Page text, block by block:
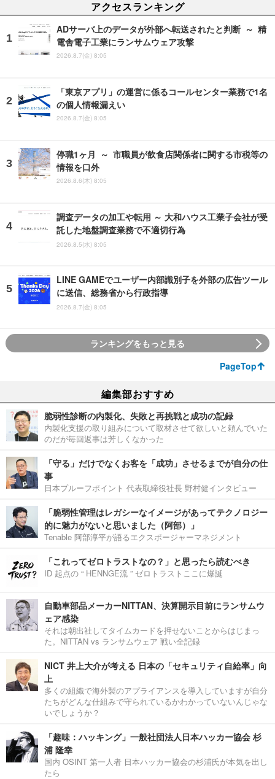
アクセスランキング
ADサーバ上のデータが外部へ転送されたと判断 ～ 精
電舎電子工業にランサムウェア攻撃
2026.8.7(金) 8:05
「東京アプリ」の運営に係るコールセンター業務で1名
の個人情報漏えい
2026.8.7(金) 8:05
停職1ヶ月 ～ 市職員が飲食店関係者に関する市税等の
情報を口外
2026.8.6(木) 8:05
調査データの加工や転用 ～ 大和ハウス工業子会社が受
託した地盤調査業務で不適切行為
2026.8.5(水) 8:05
LINE GAMEでユーザー内部識別子を外部の広告ツール
に送信、総務省から行政指導
2026.8.7(金) 8:05
ランキングをもっと見る
PageTop
編集部おすすめ
脆弱性診断の内製化、失敗と再挑戦と成功の記録
内製化支援の取り組みについて取材させて欲しいと頼んでいた
のだが毎回返事は芳しくなかった
「守る」だけでなくお客を「成功」させるまでが自分の仕
事
日本プルーフポイント 代表取締役社長 野村健インタビュー
「脆弱性管理はレガシーなイメージがあってテクノロジー
的に魅力がないと思いました（阿部）」
Tenable 阿部淳平が語るエクスポージャーマネジメント
「これってゼロトラストなの？」と思ったら読むべき
ID 起点の “ HENNGE流 ” ゼロトラストここに爆誕
自動車部品メーカーNITTAN、決算開示目前にランサムウ
ェア感染
それは朝出社してタイムカードを押せないことからはじまっ
た。NITTAN vs ランサムウェア 戦い全記録
NICT 井上大介が考える 日本の「セキュリティ自給率」向
上
多くの組織で海外製のアプライアンスを導入していますが自分
たちがどんな仕組みで守られているかわかっていないんじゃな
いでしょうか？
「趣味：ハッキング」一般社団法人日本ハッカー協会 杉
浦 隆幸
国内 OSINT 第一人者 日本ハッカー協会の杉浦氏が本気を出し
たら